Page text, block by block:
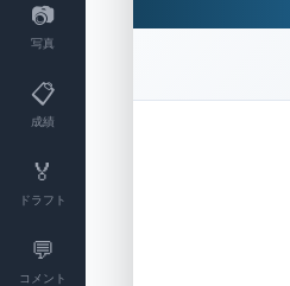
📷
写真
📋
成績
🏅
ドラフト
💬
コメント